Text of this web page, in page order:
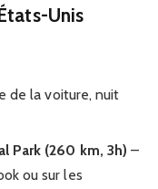
Unis
de la voiture, nuit
Park (260 km, 3h) –
ou sur les